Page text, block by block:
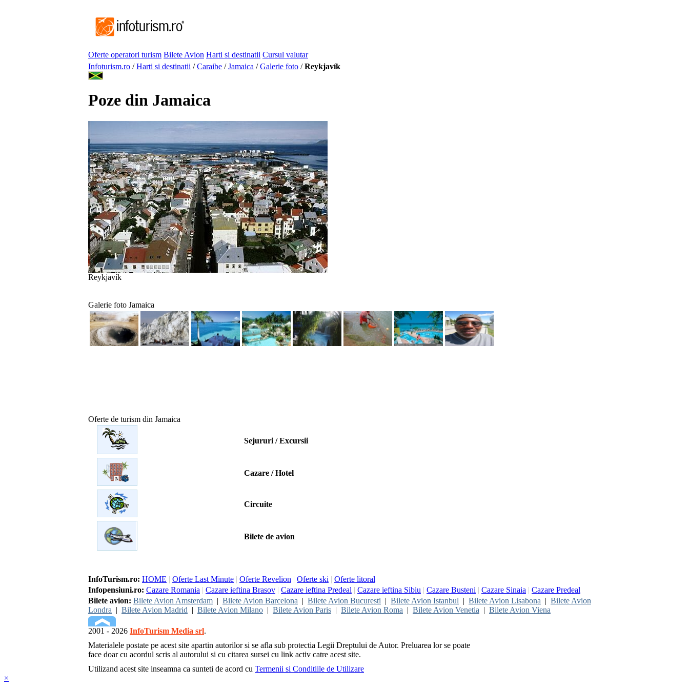
Oferte operatori turism Bilete Avion Harti si destinatii Cursul valutar
Infoturism.ro /Harti si destinatii /Caraibe /Jamaica /Galerie foto /Reykjavík
Poze din Jamaica
Reykjavík
Galerie foto Jamaica
Oferte de turism din Jamaica
Sejururi / Excursii
Cazare / Hotel
Circuite
Bilete de avion
InfoTurism.ro: HOME | Oferte Last Minute | Oferte Revelion | Oferte ski | Oferte litoral
Infopensiuni.ro: Cazare Romania | Cazare ieftina Brasov | Cazare ieftina Predeal | Cazare ieftina Sibiu | Cazare Busteni | Cazare Sinaia | Cazare Predeal
Bilete avion: Bilete Avion Amsterdam | Bilete Avion Barcelona | Bilete Avion Bucuresti | Bilete Avion Istanbul | Bilete Avion Lisabona | Bilete Avion
Londra | Bilete Avion Madrid | Bilete Avion Milano | Bilete Avion Paris | Bilete Avion Roma | Bilete Avion Venetia | Bilete Avion Viena
2001 - 2026 InfoTurism Media srl.
Materialele postate pe acest site apartin autorilor si se afla sub protectia Legii Dreptului de Autor. Preluarea lor se poate
face doar cu acordul scris al autorului si cu citarea sursei cu link activ catre acest site.
Utilizand acest site inseamna ca sunteti de acord cu Termenii si Conditiile de Utilizare
×